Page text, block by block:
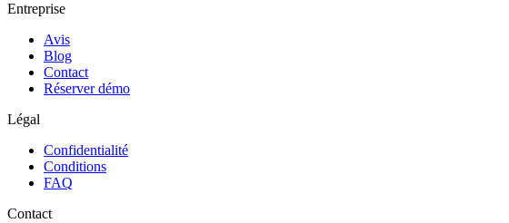
Entreprise
Avis
Blog
Contact
Réserver démo
Légal
Confidentialité
Conditions
FAQ
Contact